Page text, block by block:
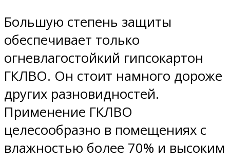
Большую степень защиты
обеспечивает только
огневлагостойкий гипсокартон
ГКЛВО. Он стоит намного дороже
других разновидностей.
Применение ГКЛВО
целесообразно в помещениях с
влажностью более 70% и высоким